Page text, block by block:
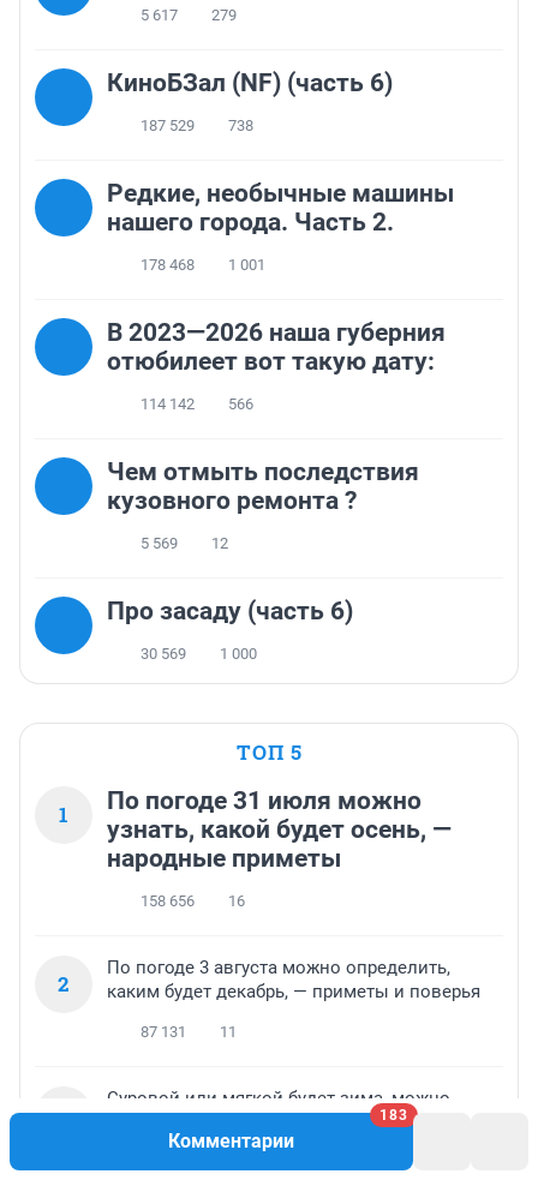
Комментарии
183
5 617 279
КиноБЗал (NF) (часть 6)
187 529 738
Редкие, необычные машины
нашего города. Часть 2.
178 468 1 001
В 2023—2026 наша губерния
отюбилеет вот такую дату:
114 142 566
Чем отмыть последствия
кузовного ремонта ?
5 569 12
Про засаду (часть 6)
30 569 1 000
ТОП 5
1
По погоде 31 июля можно
узнать, какой будет осень, —
народные приметы
158 656 16
2
По погоде 3 августа можно определить,
каким будет декабрь, — приметы и поверья
87 131 11
3
Суровой или мягкой будет зима, можно
узнать по погоде 5 августа — важные
приметы